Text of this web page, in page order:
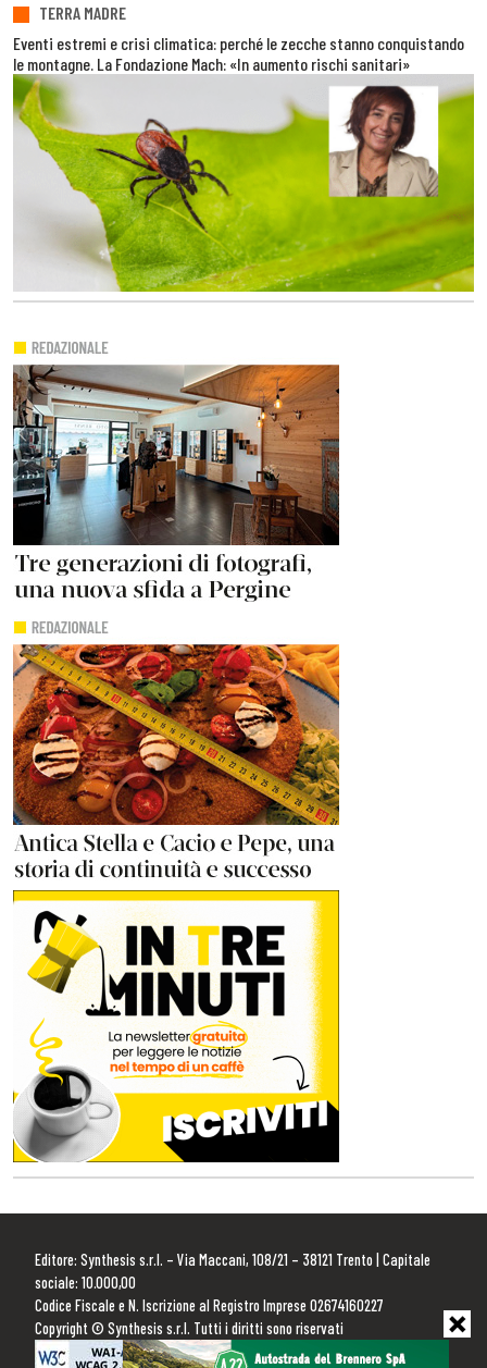
TERRA MADRE
Eventi estremi e crisi climatica: perché le zecche stanno conquistando
le montagne. La Fondazione Mach: «In aumento rischi sanitari»
Editore: Synthesis s.r.l. – Via Maccani, 108/21 – 38121 Trento | Capitale
sociale: 10.000,00
Codice Fiscale e N. Iscrizione al Registro Imprese 02674160227
Copyright © Synthesis s.r.l. Tutti i diritti sono riservati